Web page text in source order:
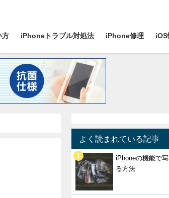
方 iPhoneトラブル対処法 iPhone修理 iOS
よく読まれている記事
iPhoneの機能で
る方法